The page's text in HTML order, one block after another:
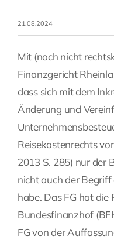
Fragen Sie Ihre Kanzlei
Kontakt
21.08.2024
Mit (noch nicht
Finanzgericht
dass sich mit dem
Änderung und
Reisekostenrechts
2013 S. 285) nur der
nicht auch der
habe. Das FG hat die
Bundesfinanzhof
FG von der